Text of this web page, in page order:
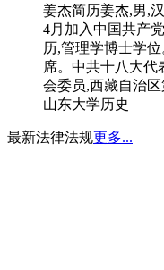
姜杰简历姜杰,男,
4月加入中国共产
历,管理学博士学
席。中共十八大代
会委员,西藏自治区
山东大学历史
最新法律法规更多...